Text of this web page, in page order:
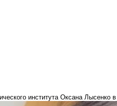
института Оксана Лысенко